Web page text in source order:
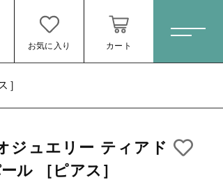
お気に入り カート
］
ジュエリー ティアド
ル ［ピアス］
ム
すべての商品
スキンケア・石鹸